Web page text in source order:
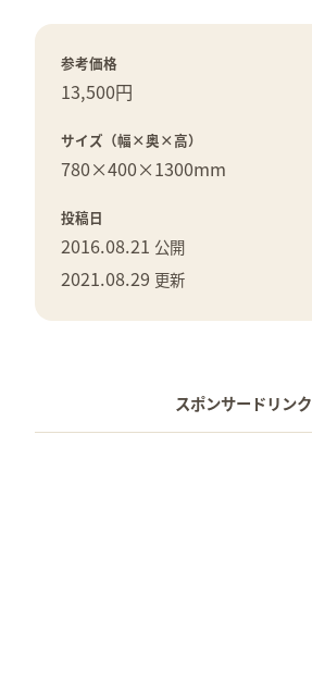
参考価格
13,500円
サイズ（幅×奥×高）
780×400×1300mm
投稿日
2016.08.21 公開
2021.08.29 更新
スポンサードリンク